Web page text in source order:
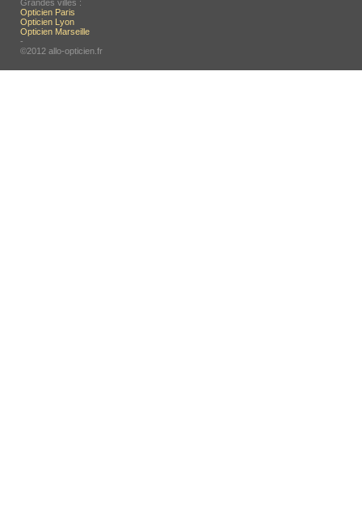
Grandes villes :
Opticien Paris
Opticien Lyon
Opticien Marseille
-
©2012 allo-opticien.fr